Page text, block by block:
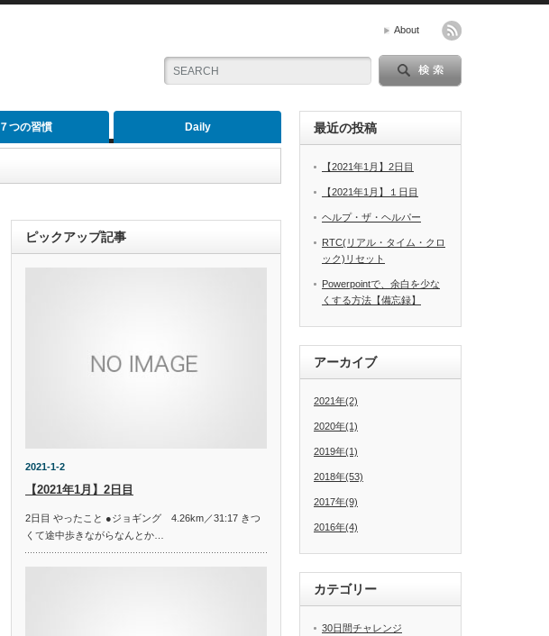
About
７つの習慣 Daily
ピックアップ記事
2021-1-2
【2021年1月】2日目
2日目 やったこと ●ジョギング 4.26km／31:17 きつ
くて途中歩きながらなんとか…
最近の投稿
【2021年1月】2日目
【2021年1月】１日目
ヘルプ・ザ・ヘルパー
RTC(リアル・タイム・クロ
ック)リセット
Powerpointで、余白を少な
くする方法【備忘録】
アーカイブ
2021年(2)
2020年(1)
2019年(1)
2018年(53)
2017年(9)
2016年(4)
カテゴリー
30日間チャレンジ